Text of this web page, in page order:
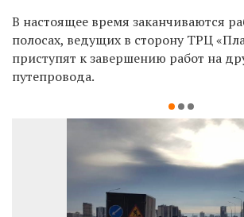
В настоящее время заканчиваются
полосах, ведущих в сторону ТРЦ
приступят к завершению работ на
путепровода.